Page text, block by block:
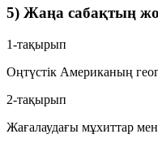
5) Жаңа сабақтың
1-тақырып
Оңтүстік Американың
2-тақырып
Жағалаудағы мұхиттар мен